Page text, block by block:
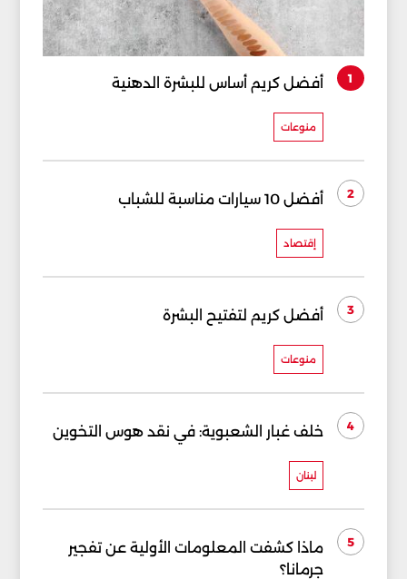
1 أفضل كريم أساس للبشرة الدهنية
منوعات
2 أفضل 10 سيارات مناسبة للشباب
إقتصاد
3 أفضل كريم لتفتيح البشرة
منوعات
4 خلف غبار الشعبوية: في نقد هوس التخوين
لبنان
5
ماذا كشفت المعلومات الأولية عن تفجير
جرمانا؟